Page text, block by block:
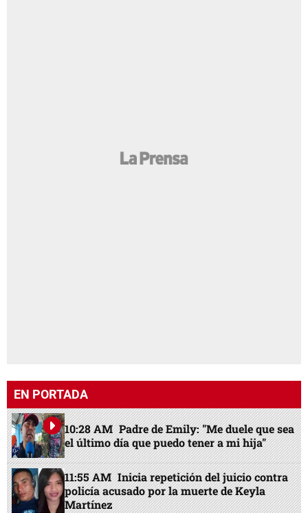
EN PORTADA
10:28 AM Padre de Emily: "Me duele que sea
el último día que puedo tener a mi hija"
11:55 AM Inicia repetición del juicio contra
policía acusado por la muerte de Keyla
Martínez